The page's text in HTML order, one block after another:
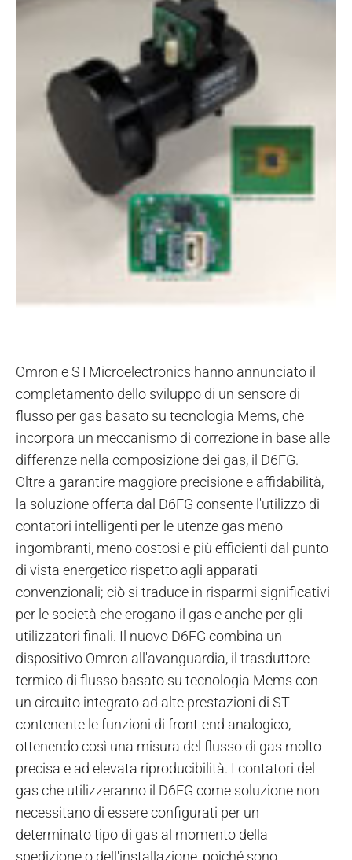
Omron e STMicroelectronics hanno annunciato il
completamento dello sviluppo di un sensore di
flusso per gas basato su tecnologia Mems, che
incorpora un meccanismo di correzione in base alle
differenze nella composizione dei gas, il D6FG.
Oltre a garantire maggiore precisione e affidabilità,
la soluzione offerta dal D6FG consente l'utilizzo di
contatori intelligenti per le utenze gas meno
ingombranti, meno costosi e più efficienti dal punto
di vista energetico rispetto agli apparati
convenzionali; ciò si traduce in risparmi significativi
per le società che erogano il gas e anche per gli
utilizzatori finali. Il nuovo D6FG combina un
dispositivo Omron all'avanguardia, il trasduttore
termico di flusso basato su tecnologia Mems con
un circuito integrato ad alte prestazioni di ST
contenente le funzioni di front-end analogico,
ottenendo così una misura del flusso di gas molto
precisa e ad elevata riproducibilità. I contatori del
gas che utilizzeranno il D6FG come soluzione non
necessitano di essere configurati per un
determinato tipo di gas al momento della
spedizione o dell'installazione, poiché sono